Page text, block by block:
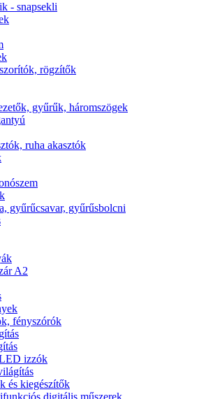
- snapsekli
rögzítők
gyűrűk, háromszögek
ruha akasztók
gyűrűcsavar, gyűrűsbolcni
A2
fényszórók
izzók
és kiegészítők